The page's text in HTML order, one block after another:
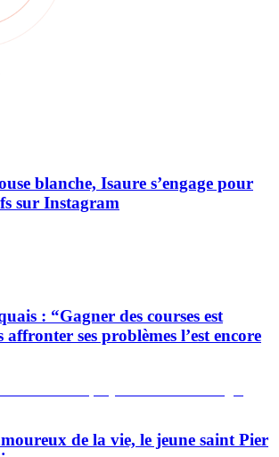
blanche, Isaure s’engage pour
sur Instagram
: “Gagner des courses est
ses problèmes l’est encore
de la vie, le jeune saint Pier